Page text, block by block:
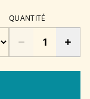
QUANTITÉ